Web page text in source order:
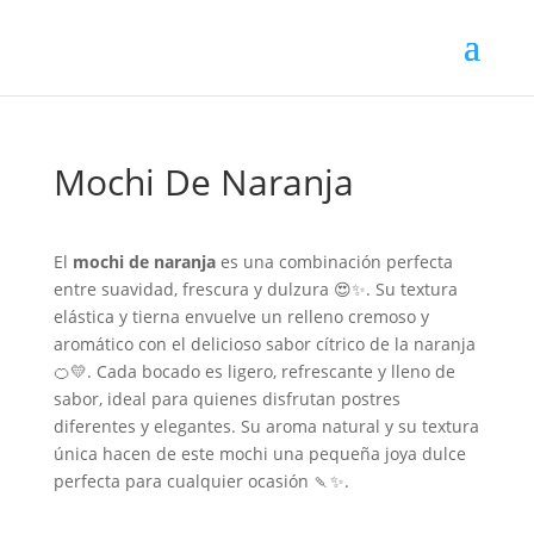
Mochi De Naranja
El mochi de naranjaes una combinación perfecta
entre suavidad, frescura y dulzura 😍✨. Su textura
elástica y tierna envuelve un relleno cremoso y
aromático con el delicioso sabor cítrico de la naranja
🍊💛. Cada bocado es ligero, refrescante y lleno de
sabor, ideal para quienes disfrutan postres
diferentes y elegantes. Su aroma natural y su textura
única hacen de este mochi una pequeña joya dulce
perfecta para cualquier ocasión 🍡✨.